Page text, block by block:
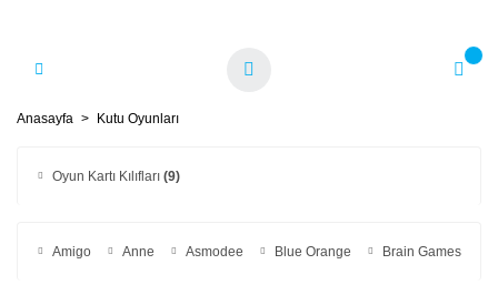
Anasayfa Kutu Oyunları
Oyun Kartı Kılıfları (9)
Amigo Anne Asmodee Blue Orange Brain Games